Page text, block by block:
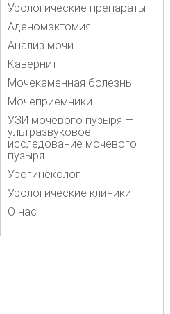
Урологические препараты
Аденомэктомия
Анализ мочи
Кавернит
Мочекаменная болезнь
Мочеприемники
УЗИ мочевого пузыря —
ультразвуковое
исследование мочевого
пузыря
Урогинеколог
Урологические клиники
О нас